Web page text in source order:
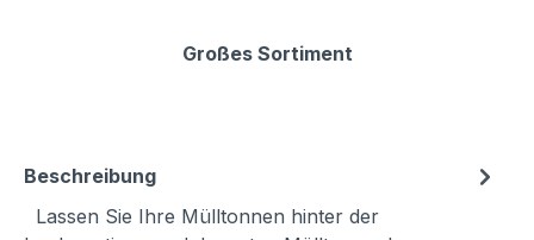
Großes Sortiment
Beschreibung
Lassen Sie Ihre Mülltonnen hinter der